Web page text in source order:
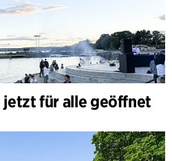
für alle geöffnet